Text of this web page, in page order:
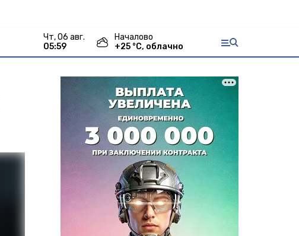
чт, 06 авг.
05:59
Началово
+25 °С, облачно